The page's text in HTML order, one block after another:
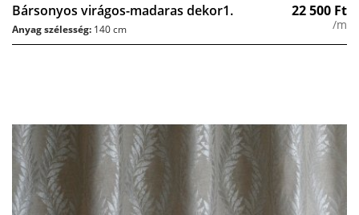
Bársonyos virágos-madaras dekor1. 22 500 Ft
/m
Anyag szélesség: 140 cm